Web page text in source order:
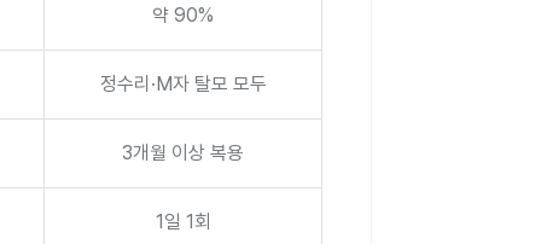
약 90%
정수리·M자 탈모 모두
3개월 이상 복용
1일 1회